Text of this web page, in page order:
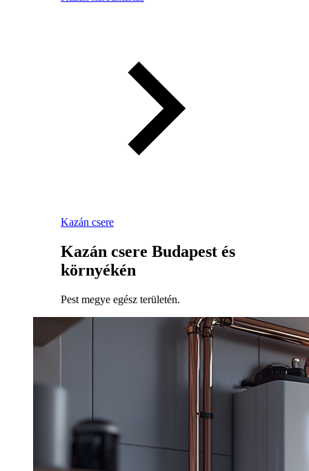
Kazán csere
Kazán csere Budapest és
környékén
Pest megye egész területén.